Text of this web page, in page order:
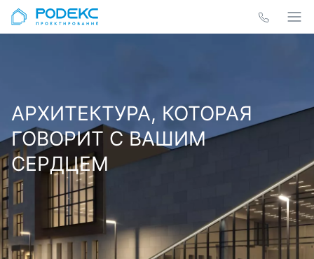
АРХИТЕКТУРА, КОТОРАЯ
ГОВОРИТ С ВАШИМ
СЕРДЦЕМ